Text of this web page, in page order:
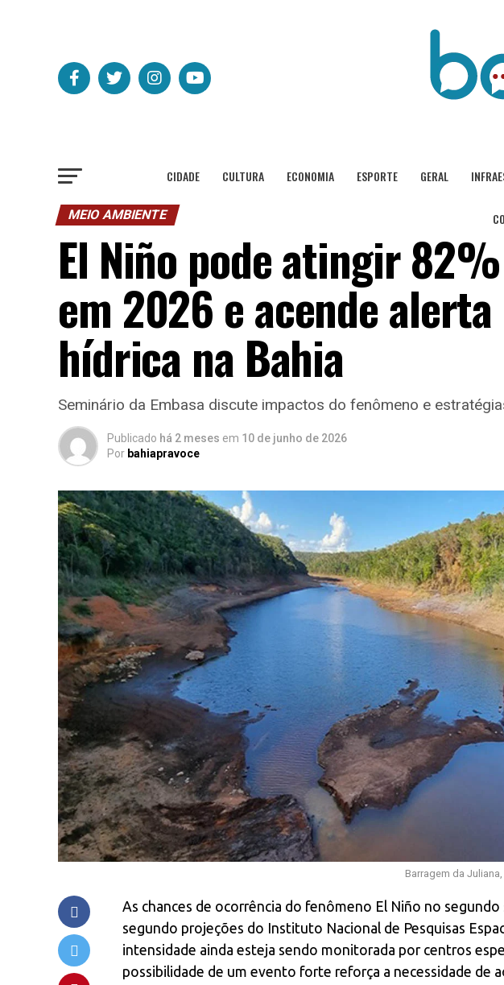
CIDADE CULTURA ECONOMIA ESPORTE GERAL
MEIO AMBIENTE
El Niño pode atingir
em 2026 e acende
hídrica na Bahia
Seminário da Embasa discute impactos do fenômeno e
Publicado há 2 meses em 10 de junho de 2026
Por bahiapravoce
Barragem da
As chances de ocorrência do fenômeno El Niño no
segundo projeções do Instituto Nacional de Pesquisas
intensidade ainda esteja sendo monitorada por centros
possibilidade de um evento forte reforça a necessidade de